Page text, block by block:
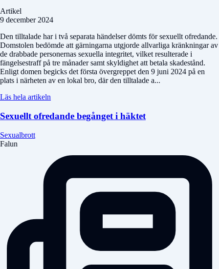
Artikel
9 december 2024
Den tilltalade har i två separata händelser dömts för sexuellt ofredande.
Domstolen bedömde att gärningarna utgjorde allvarliga kränkningar av
de drabbade personernas sexuella integritet, vilket resulterade i
fängelsestraff på tre månader samt skyldighet att betala skadestånd.
Enligt domen begicks det första övergreppet den 9 juni 2024 på en
plats i närheten av en lokal bro, där den tilltalade a...
Läs hela artikeln
Sexuellt ofredande begånget i häktet
Sexualbrott
Falun